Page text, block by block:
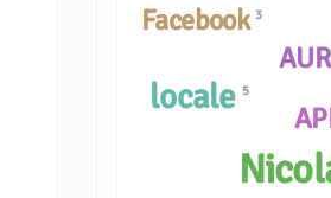
AUR
Facebook 3
locale 5